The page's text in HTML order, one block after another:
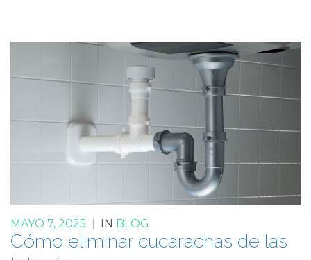
MAYO 7, 2025 IN BLOG
Cómo eliminar cucarachas de las